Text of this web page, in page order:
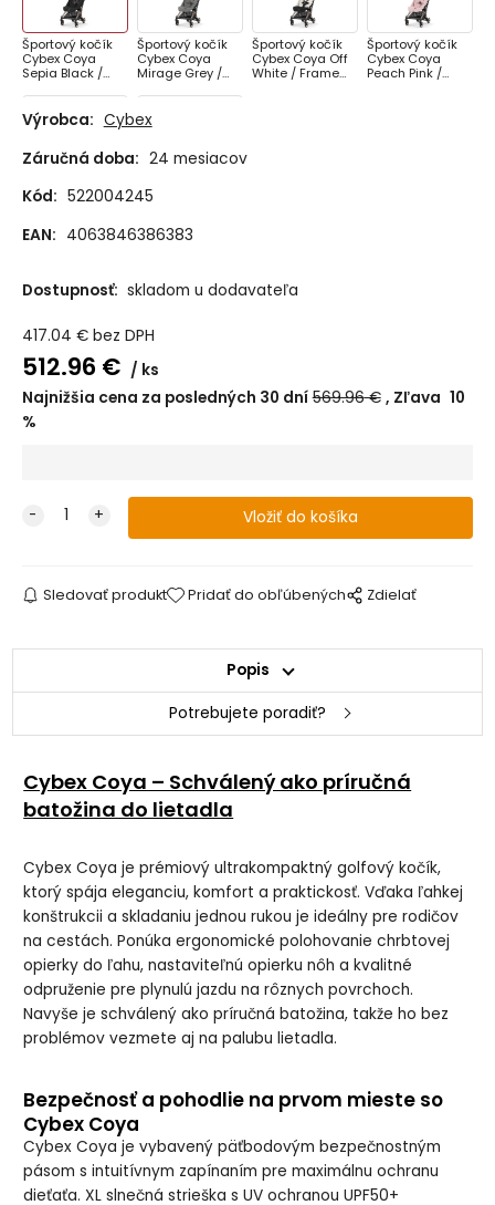
Športový kočík
Cybex Coya
Sepia Black /
Športový kočík
Cybex Coya
Mirage Grey /
Športový kočík
Cybex Coya Off
White / Frame
Športový kočík
Cybex Coya
Peach Pink /
Cybex Coya Leaf
Green / Frame
Cybex Coya
Cozy Beige /
Výrobca: Cybex
Záručná doba: 24 mesiacov
Kód: 522004245
EAN: 4063846386383
Dostupnosť: skladom u dodavateľa
417.04 € bez DPH
512.96 €
ks
Najnižšia cena za posledných 30 dní 569.96€ Zľava 10
%
Sledovať produkt Pridať do obľúbených Zdielať
Popis
Potrebujete poradiť?
Cybex Coya – Schválený ako príručná
batožina do lietadla
Cybex Coya je prémiový ultrakompaktný golfový kočík,
ktorý spája eleganciu, komfort a praktickosť. Vďaka ľahkej
konštrukcii a skladaniu jednou rukou je ideálny pre rodičov
na cestách. Ponúka ergonomické polohovanie chrbtovej
opierky do ľahu, nastaviteľnú opierku nôh a kvalitné
odpruženie pre plynulú jazdu na rôznych povrchoch.
Navyše je schválený ako príručná batožina, takže ho bez
problémov vezmete aj na palubu lietadla.
Bezpečnosť a pohodlie na prvom mieste so
Cybex Coya
Cybex Coya je vybavený päťbodovým bezpečnostným
pásom s intuitívnym zapínaním pre maximálnu ochranu
dieťaťa. XL slnečná strieška s UV ochranou UPF50+